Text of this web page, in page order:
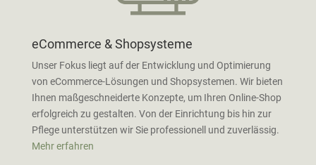
eCommerce & Shopsysteme
Unser Fokus liegt auf der Entwicklung und Optimierung
von eCommerce-Lösungen und Shopsystemen. Wir bieten
Ihnen maßgeschneiderte Konzepte, um Ihren Online-Shop
erfolgreich zu gestalten. Von der Einrichtung bis hin zur
Pflege unterstützen wir Sie professionell und zuverlässig.
Mehr erfahren